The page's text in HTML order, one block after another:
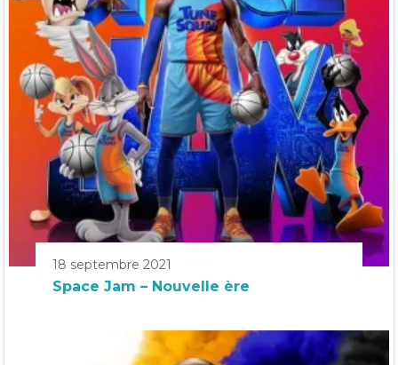
18 septembre 2021
Space Jam – Nouvelle ère